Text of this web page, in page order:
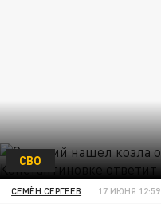
СВО
СЕМЁН СЕРГЕЕВ 17 ИЮНЯ 12:59